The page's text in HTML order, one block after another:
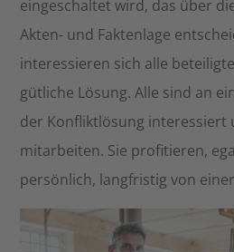
eingeschaltet wird, das über
Akten- und Faktenlage
interessieren sich alle
gütliche Lösung. Alle sind an
der Konfliktlösung interessiert
mitarbeiten. Sie profitieren,
persönlich, langfristig von